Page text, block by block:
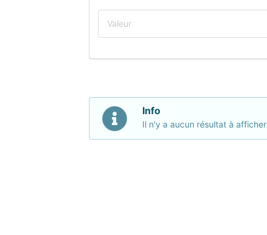
Info
Il n'y a aucun résultat à afficher